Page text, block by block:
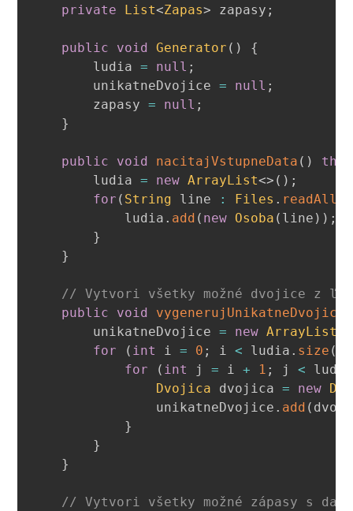
private
List<Zapas> zapasy ;
public void Generator ( )
{
        ludia
= null ;
        unikatneDvojice
= null ;
        zapasy
= null ;
}
public void nacitajVstupneData ( )
        ludia
= new ArrayList<> ( ) ;
for ( String line : Files .
            ludia
. add ( new Osoba ( line ) ) ;
}
}
// Vytvori všetky možné dvojice z
public
void vygenerujUnikatneDvojice
        unikatneDvojice
= new ArrayList
for
( int i = 0 ; i < ludia . size (
for
( int j = i + 1 ; j < ludia
Dvojica dvojica = new
                unikatneDvojice
. add (
}
}
}
// Vytvori všetky možné zápasy s